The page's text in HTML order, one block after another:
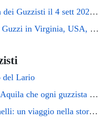
Mandello del Lario, nella città dei Guzzisti il 4 sett 2026 si terrà il raduno GMG2026
44° Campeggio annuale Moto Guzzi in Virginia, USA, 2026
del Lario
Museo Piaggio: il tempio dell'Aquila che ogni guzzista deve visitare
Museo Collezione Guzzi Brunelli: un viaggio nella storia del motociclismo italiano